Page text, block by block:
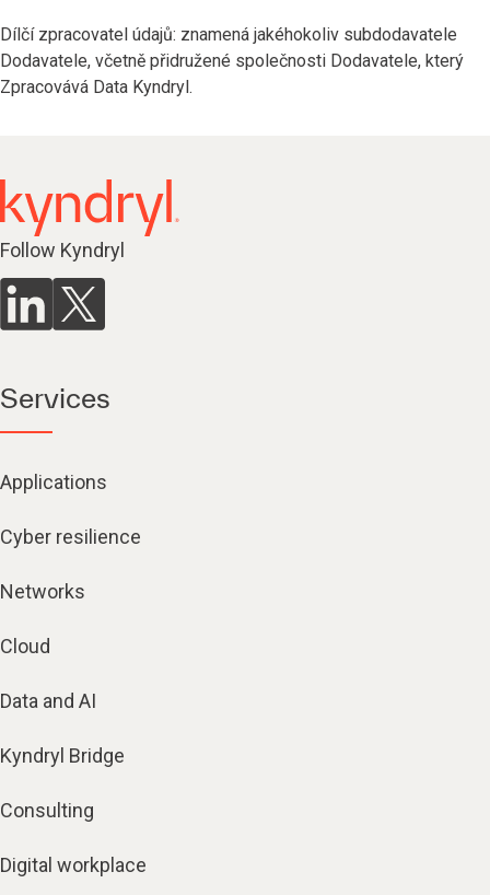
Dílčí zpracovatel údajů: znamená jakéhokoliv subdodavatele
Dodavatele, včetně přidružené společnosti Dodavatele, který
Zpracovává Data Kyndryl.
Follow Kyndryl
Services
Applications
Cyber resilience
Networks
Cloud
Data and AI
Kyndryl Bridge
Consulting
Digital workplace